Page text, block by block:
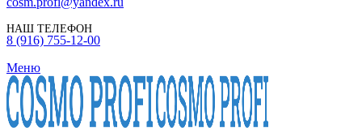
НАШ ТЕЛЕФОН
8 (916) 755-12-00
Меню